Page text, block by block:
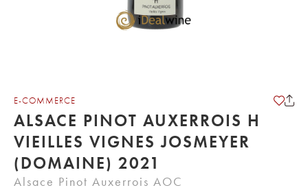
E-COMMERCE
ALSACE PINOT AUXERROIS H
VIEILLES VIGNES JOSMEYER
(DOMAINE) 2021
Alsace Pinot Auxerrois AOC